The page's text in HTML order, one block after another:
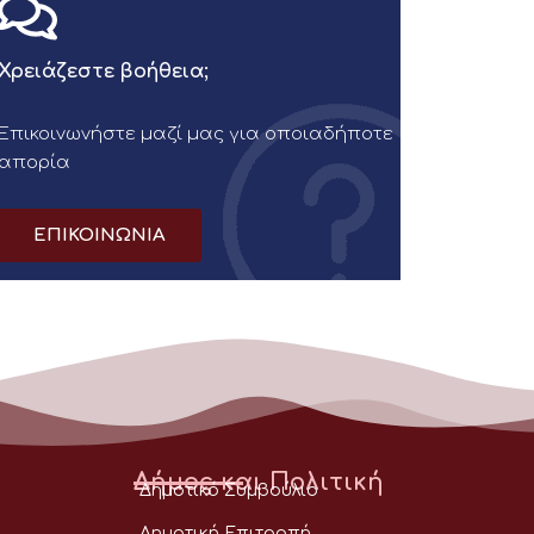
Χρειάζεστε βοήθεια;
Επικοινωνήστε μαζί μας για οποιαδήποτε
απορία
ΕΠΙΚΟΙΝΩΝΙΑ
Δήμος και Πολιτική
Δημοτικό Συμβούλιο